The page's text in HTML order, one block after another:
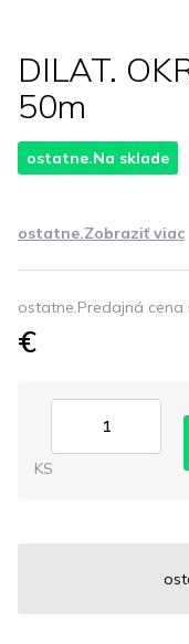
DILAT.
50m
ostatne.Na sklade
ostatne.Zobraziť viac
ostatne.Predajná cena
€
KS